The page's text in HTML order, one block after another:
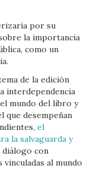
por su
la importancia
como un
de la edición
interdependencia
mundo del libro y
que desempeñan
el
la salvaguarda y
diálogo con
al mundo